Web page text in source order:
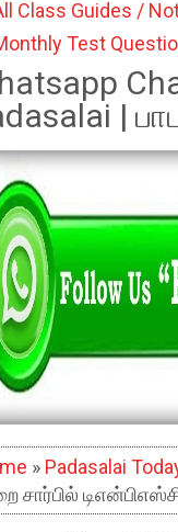
Class Guides /
Test
|
» Padasalai
சார்பில்